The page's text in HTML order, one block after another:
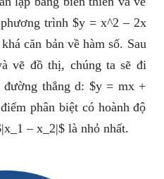
trình $y = x^2 – 2x
căn bản về hàm số. Sau
vẽ đồ thị, chúng ta sẽ đi
thẳng d: $y = mx +
phân biệt có hoành độ
– x_2|$ là nhỏ nhất.